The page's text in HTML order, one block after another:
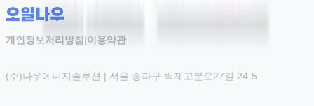
개인정보처리방침 |이용약관
(주)나우에너지솔루션 | 서울 송파구 백제고분로27길 24-5